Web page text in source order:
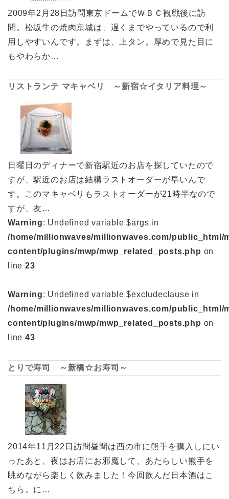
2009年2月28日訪問東京ドームでＷＢＣ観戦後に訪
問。松坂牛の焼肉京城は、遅くまでやっているので利
用しやすいんです。まずは、上タン。厚めで見た目に
もやわらか…
リストランテ マキャベリ ～新宿☆イタリア料理～
日曜日のディナーで新宿駅近のお店を探していたので
すが、駅近のお店は結構ラストオーダーが早いんで
す。このマキャベリもラストオーダーが21時半なので
すが、友…
Warning: Undefined variable $args in
/home/millionwaves/millionwaves.com/public_html/
content/plugins/mwp/mwp_related_posts.php on
line 23
Warning: Undefined variable $excludeclause in
/home/millionwaves/millionwaves.com/public_html/
content/plugins/mwp/mwp_related_posts.php on
line 43
とりで寿司 ～新橋☆お寿司～
2014年11月22日訪問昼間は酉の市に熊手を購入しにい
ったあと、夜はお店にお邪魔して、あたらしい熊手を
眺めながら楽しく飲みました！今回飲んだ日本酒はこ
ちら。に…